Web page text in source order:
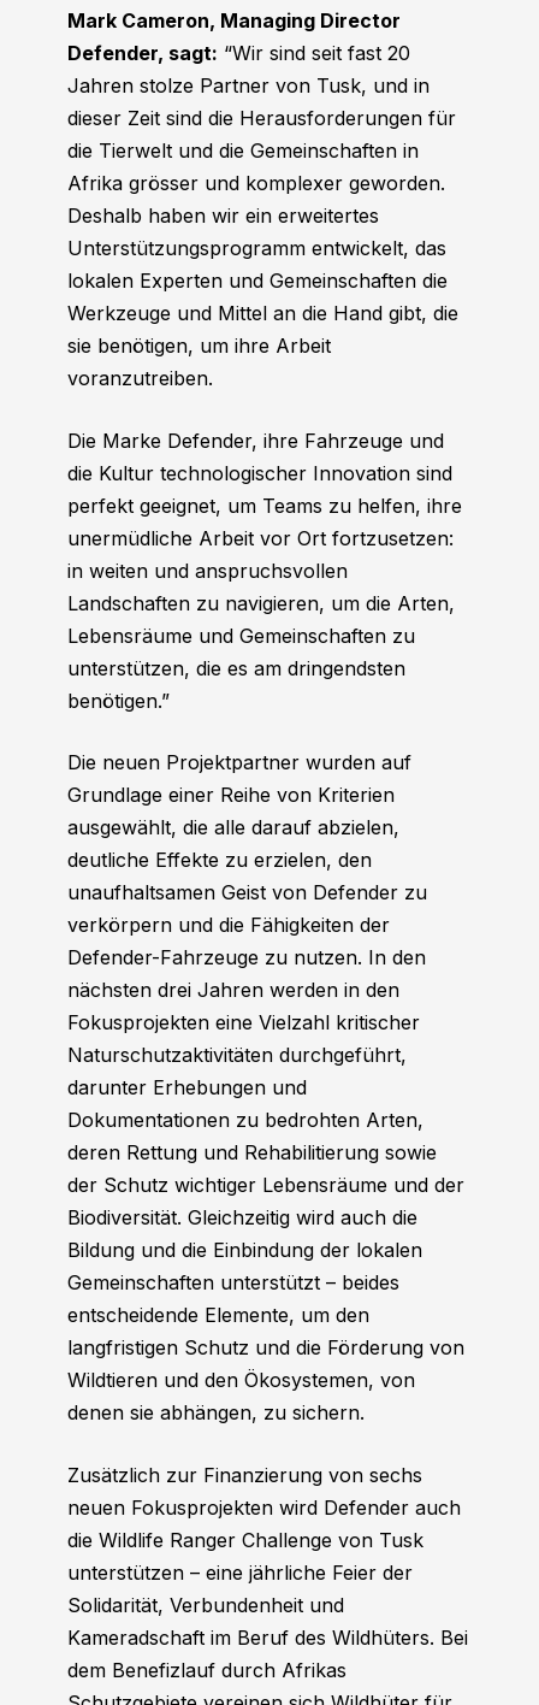
Mark Cameron, Managing Director
Defender, sagt: “Wir sind seit fast 20
Jahren stolze Partner von Tusk, und in
dieser Zeit sind die Herausforderungen für
die Tierwelt und die Gemeinschaften in
Afrika grösser und komplexer geworden.
Deshalb haben wir ein erweitertes
Unterstützungsprogramm entwickelt, das
lokalen Experten und Gemeinschaften die
Werkzeuge und Mittel an die Hand gibt, die
sie benötigen, um ihre Arbeit
voranzutreiben.
Die Marke Defender, ihre Fahrzeuge und
die Kultur technologischer Innovation sind
perfekt geeignet, um Teams zu helfen, ihre
unermüdliche Arbeit vor Ort fortzusetzen:
in weiten und anspruchsvollen
Landschaften zu navigieren, um die Arten,
Lebensräume und Gemeinschaften zu
unterstützen, die es am dringendsten
benötigen.”
Die neuen Projektpartner wurden auf
Grundlage einer Reihe von Kriterien
ausgewählt, die alle darauf abzielen,
deutliche Effekte zu erzielen, den
unaufhaltsamen Geist von Defender zu
verkörpern und die Fähigkeiten der
Defender-Fahrzeuge zu nutzen. In den
nächsten drei Jahren werden in den
Fokusprojekten eine Vielzahl kritischer
Naturschutzaktivitäten durchgeführt,
darunter Erhebungen und
Dokumentationen zu bedrohten Arten,
deren Rettung und Rehabilitierung sowie
der Schutz wichtiger Lebensräume und der
Biodiversität. Gleichzeitig wird auch die
Bildung und die Einbindung der lokalen
Gemeinschaften unterstützt – beides
entscheidende Elemente, um den
langfristigen Schutz und die Förderung von
Wildtieren und den Ökosystemen, von
denen sie abhängen, zu sichern.
Zusätzlich zur Finanzierung von sechs
neuen Fokusprojekten wird Defender auch
die Wildlife Ranger Challenge von Tusk
unterstützen – eine jährliche Feier der
Solidarität, Verbundenheit und
Kameradschaft im Beruf des Wildhüters. Bei
dem Benefizlauf durch Afrikas